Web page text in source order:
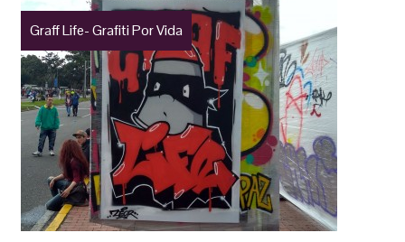
Graff Life- Grafiti Por Vida